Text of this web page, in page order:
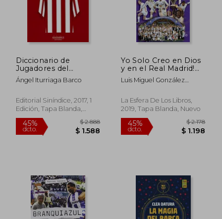
45%
dcto.
Diccionario de
Jugadores del
Ahtletic Club
Ángel Iturriaga Barco
Editorial Siníndice, 2017, 1
Edición, Tapa Blanda,
Nuevo
Yo Solo Creo en Dios
y en el Real Madrid!
Historias Merengues
de Todos los Tiempos
Luis Miguel González
La Esfera De Los Libros,
2019, Tapa Blanda, Nuevo